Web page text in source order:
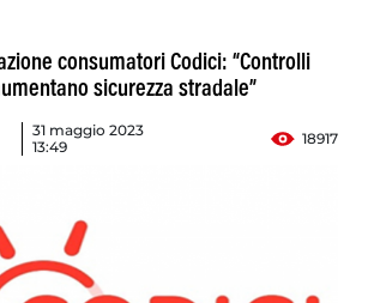
consumatori Codici: “Controlli
sicurezza stradale”
31 maggio 2023
13:49
18917